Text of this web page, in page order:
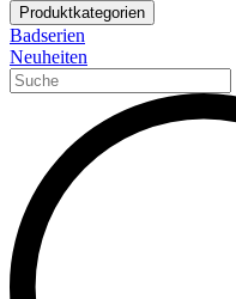
Produktkategorien
Badserien
Neuheiten